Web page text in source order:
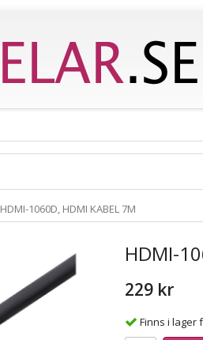
HDMI-1060D, HDMI KABEL 7M
HDMI-
229 kr
Finns i lager